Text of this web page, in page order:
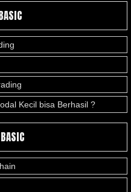
Kecil bisa Berhasil ?